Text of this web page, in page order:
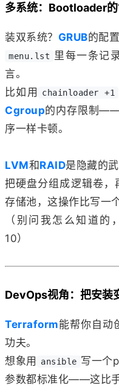
多系统：Bootloader
装双系统？ GRUB的配
menu.lst
里每一条记
言。
比如用
chainloader +1
Cgroup的内存限制——
序一样卡顿。
LVM和RAID是隐藏的武
把硬盘分组成逻辑卷，
存储池，这操作比写一
（别问我怎么知道的
10）
DevOps视角：把安装
Terraform能帮你自动
功夫。
想象用
ansible 写一个
参数都标准化——这比